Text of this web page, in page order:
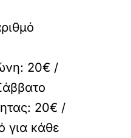
20€ /
20€ /
για κάθε